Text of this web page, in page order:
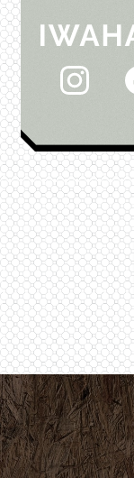
2025年6月
2025年5月
2025年2月
2025年1月
2024年12月
2024年11月
2024年10月
2024年9月
2024年8月